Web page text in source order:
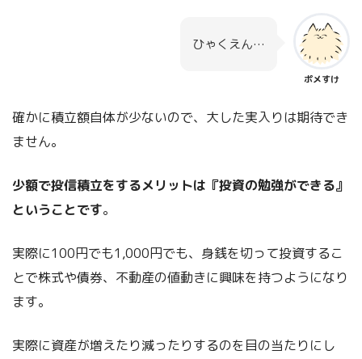
ポメすけ
ひゃくえん…
確かに積立額自体が少ないので、大した実入りは期待でき
ません。
少額で投信積立をするメリットは『投資の勉強ができる』
ということです。
実際に100円でも1,000円でも、身銭を切って投資するこ
とで株式や債券、不動産の値動きに興味を持つようになり
ます。
実際に資産が増えたり減ったりするのを目の当たりにし